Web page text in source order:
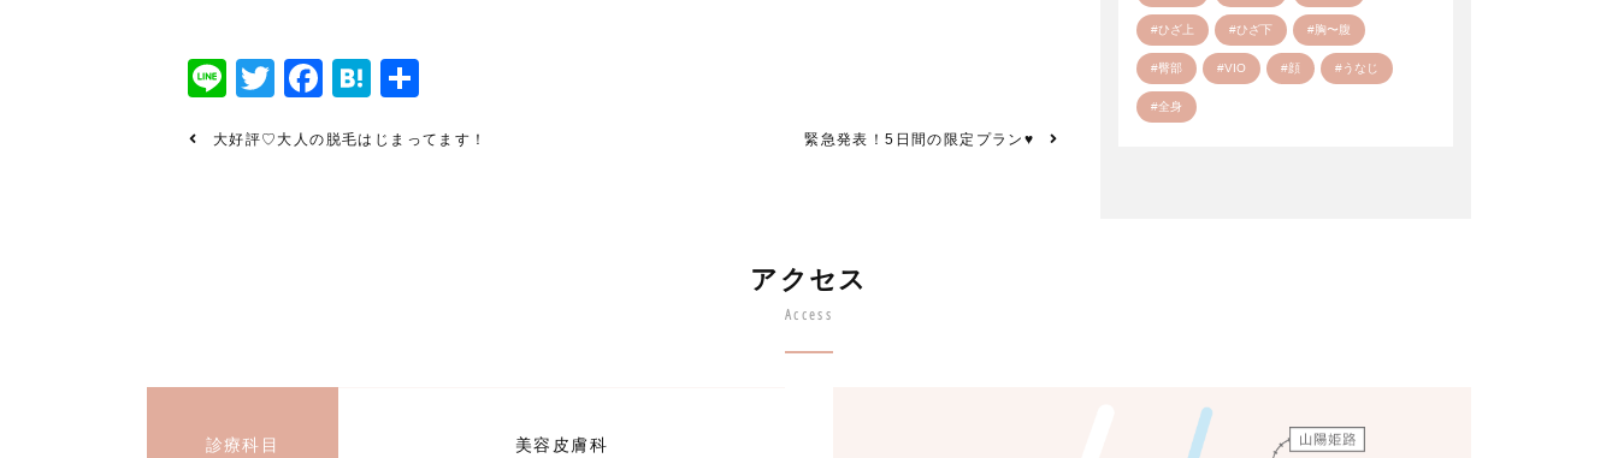
LineTwitter
Facebook
Hatena
大好評♡大人の脱毛はじまってます！ 緊急発表！5日間の限定プラン♥
#ひざ上 #ひざ下 #胸〜腹
#臀部 #VIO #顔 #うなじ
#全身
アクセス
Access
診療科目 美容皮膚科